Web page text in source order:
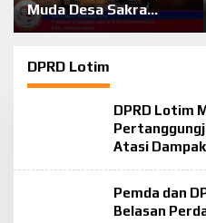
Muda Desa Sakra
Bersatu Gelar Pesta
Pusaka Sakral
“Samuhita Sakre”
DPRD Lotim
DPRD Lotim
Atasi
Pemda dan
Belasan